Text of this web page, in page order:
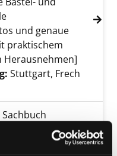
und genaue
praktischem
Herausnehmen]
Verfasser
Stuttgart, Frech
Sachbuch
ganze